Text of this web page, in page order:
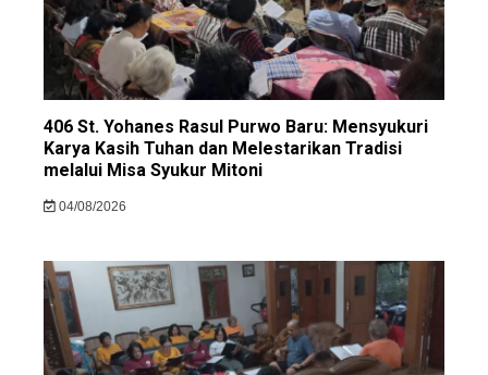
406 St. Yohanes Rasul Purwo Baru: Mensyukuri
Karya Kasih Tuhan dan Melestarikan Tradisi
melalui Misa Syukur Mitoni
04/08/2026